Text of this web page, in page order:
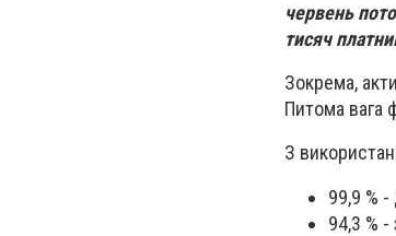
червень
тисяч
Зокрема,
Питома вага
З
99,9 % -
94,3 % -